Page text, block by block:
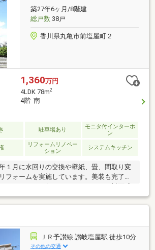
築27年6ヶ月/8階建
総戸数38戸
香川県丸亀市前塩屋町２
1,360万円
4LDK 78m2
4階 南
駐車場あり
モニタ付インターホ
ン
リフォームリノベー
ション
システムキッチン
１月に水回りの交換や壁紙、畳、間取り変
フォームを実施しています。美装も完了し
ッチンには、便利な食器洗浄乾燥機付きで
他共用設備」・宅配ボックス・トランクル
Information」・予讃線「讃岐塩屋」駅ま
（690メートル）・市立城坤小学校まで徒歩
メートル）
ＪＲ予讃線 讃岐塩屋駅 徒歩10分
その他の交通